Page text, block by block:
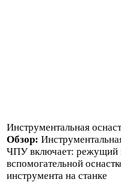
Инструментальная
Обзор:
ЧПУ включает: режущий
вспомогательной
инструмента на станке